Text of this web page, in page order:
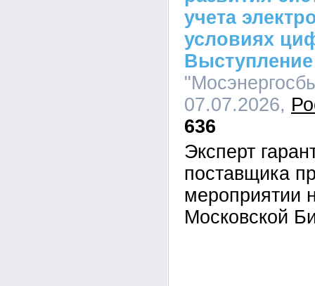
учета
условиях
07.07.2026,
636
Эксперт
поставщика
мероприятии
Московской